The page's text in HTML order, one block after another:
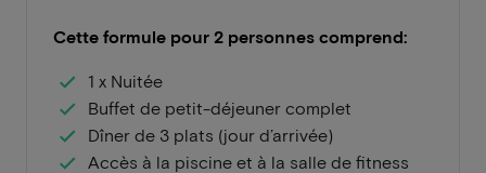
Cette formule pour 2 personnes comprend:
1 x Nuitée
Buffet de petit-déjeuner complet
Dîner de 3 plats (jour d’arrivée)
Accès à la piscine et à la salle de fitness